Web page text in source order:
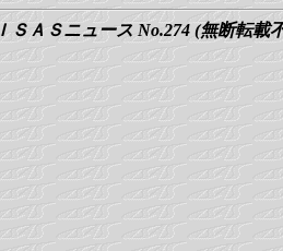
ＩＳＡＳニュース No.274 (無断転載